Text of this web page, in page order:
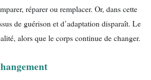
réparer ou remplacer. Or, dans cette
de guérison et d’adaptation disparaît. Le
alors que le corps continue de changer.